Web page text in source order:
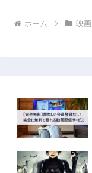
ホーム 映画